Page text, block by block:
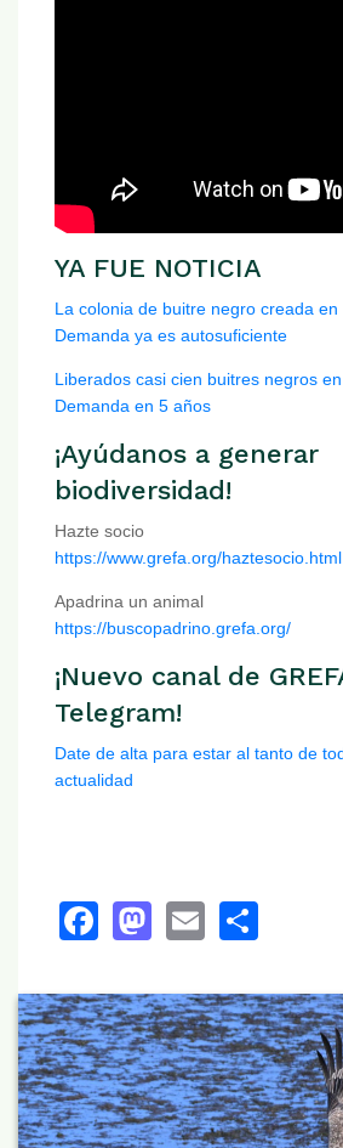
YA FUE NOTICIA
La colonia de buitre negro creada
Demanda ya es autosuficiente
Liberados casi cien buitres negros
Demanda en 5 años
¡Ayúdanos a generar
biodiversidad!
Hazte socio
https://www.grefa.org/haztesocio.html
Apadrina un animal
https://buscopadrino.grefa.org/
¡Nuevo canal de
Telegram!
Date de alta para estar al tanto de
actualidad
Facebook
Mastodon
Email